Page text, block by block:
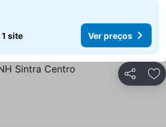
1 site Ver preços
Partilhar